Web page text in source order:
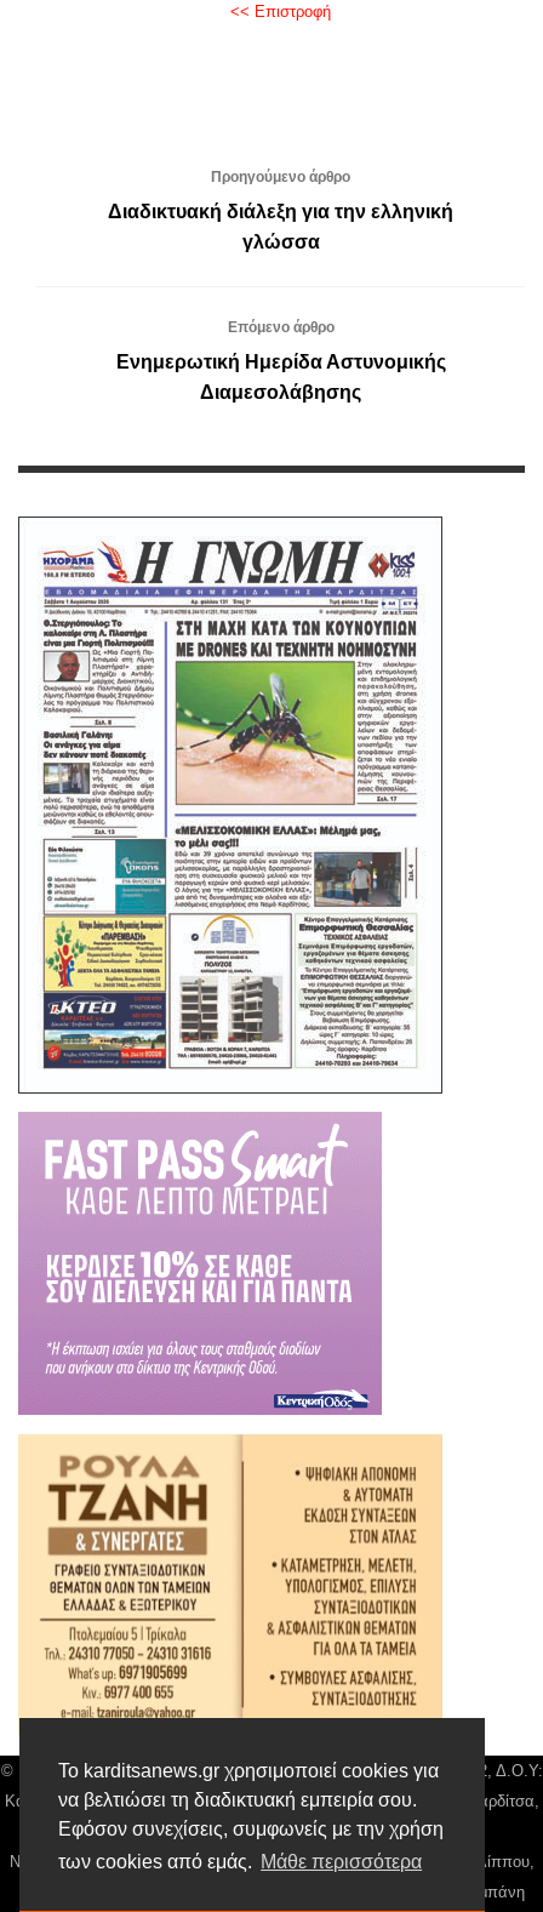
Το karditsanews.gr χρησιμοποιεί cookies για
να βελτιώσει τη διαδικτυακή εμπειρία σου.
Εφόσον συνεχίσεις, συμφωνείς με την χρήση
των cookies από εμάς. Μάθε περισσότερα
<< Επιστροφή
Προηγούμενο άρθρο
Διαδικτυακή διάλεξη για την ελληνική
γλώσσα
Επόμενο άρθρο
Ενημερωτική Ημερίδα Αστυνομικής
Διαμεσολάβησης
© Karditsa News | Διακριτικός Τίτλος: Orion Media, ΑΦΜ: 043750542, Δ.Ο.Υ:
Καρδίτσας, Αρ. Γεμή: 018804431000, Δ/νση: Διάκου 10 τ.κ 43132 Καρδίτσα,
Τηλ: 24410 42500, email:news@karditsanews.gr.
Νόμιμος Εκπρόσωπος, Ιδιοκτήτης και Διαχειριστής: Παναγιώτης Φιλίππου,
Διευθύντρια: Γιαννουσά Βασιλική, Διευθύντιρα Σύνταξης: Μπαλαμπάνη